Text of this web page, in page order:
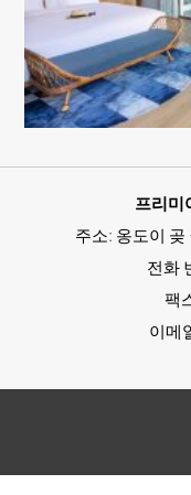
프리미
주소: 옹도이
전화
팩
이메